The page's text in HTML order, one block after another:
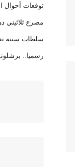
توقعات أحوال
مصرع ثلاثيني
سلطات سبتة تعلن انتشال 80 جثة
رسميا..